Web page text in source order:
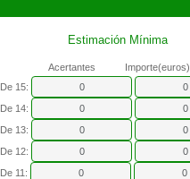
Estimación Mínima
Acertantes Importe(euros)
De 15:
De 14:
De 13:
De 12:
De 11: